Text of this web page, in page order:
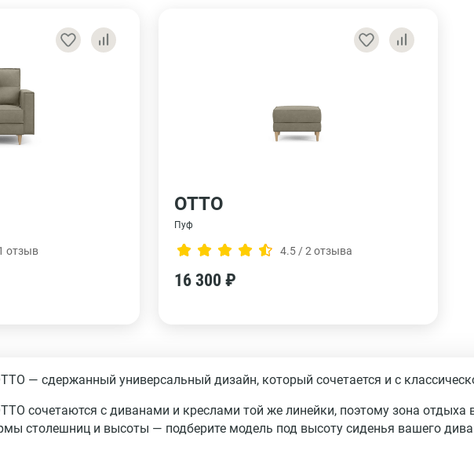
отзыв
ОТТО
Пуф
4.5 / 2 отзыва
16 300 ₽
— сдержанный универсальный дизайн, который сочетается и с
сочетаются с диванами и креслами той же линейки, поэтому зона отдыха
столешниц и высоты — подберите модель под высоту сиденья вашего